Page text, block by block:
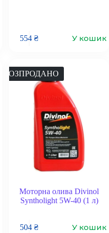
554 ₴ У кошик
РОЗПРОДАНО
Моторна олива Divinol
Syntholight 5W-40 (1 л)
504 ₴ У кошик